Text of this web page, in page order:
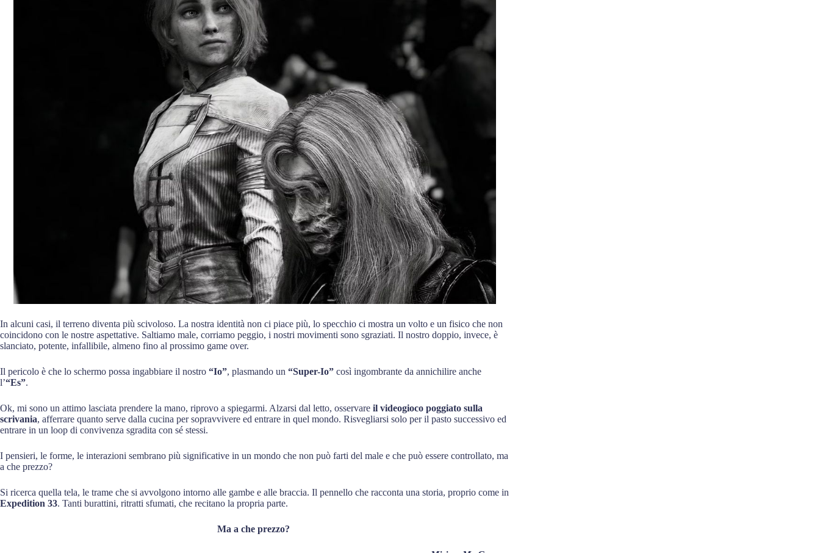
In alcuni casi, il terreno diventa più scivoloso. La nostra identità non ci piace più, lo specchio ci mostra un volto e un fisico che non
coincidono con le nostre aspettative. Saltiamo male, corriamo peggio, i nostri movimenti sono sgraziati. Il nostro doppio, invece, è
slanciato, potente, infallibile, almeno fino al prossimo game over.
Il pericolo è che lo schermo possa ingabbiare il nostro “Io”, plasmando un “Super-Io” così ingombrante da annichilire anche
l’“Es”.
Ok, mi sono un attimo lasciata prendere la mano, riprovo a spiegarmi. Alzarsi dal letto, osservare il videogioco poggiato sulla
scrivania, afferrare quanto serve dalla cucina per sopravvivere ed entrare in quel mondo. Risvegliarsi solo per il pasto successivo ed
entrare in un loop di convivenza sgradita con sé stessi.
I pensieri, le forme, le interazioni sembrano più significative in un mondo che non può farti del male e che può essere controllato, ma
a che prezzo?
Si ricerca quella tela, le trame che si avvolgono intorno alle gambe e alle braccia. Il pennello che racconta una storia, proprio come in
Expedition 33. Tanti burattini, ritratti sfumati, che recitano la propria parte.
Ma a che prezzo?